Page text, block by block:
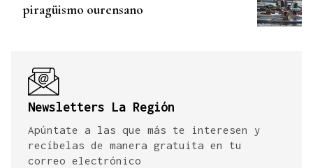
piragüismo ourensano
Newsletters La Región
Apúntate a las que más te interesen y
recíbelas de manera gratuita en tu
correo electrónico